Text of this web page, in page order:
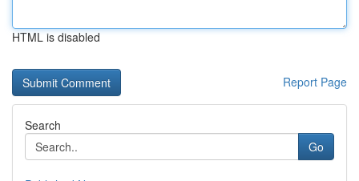
HTML is disabled
Report Page
Search
Go